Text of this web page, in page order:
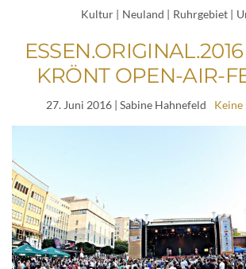
Kultur | Neuland | Ruhrgebiet |
KRÖNT OPEN-AIR-
27. Juni 2016| Sabine Hahnefeld Keine